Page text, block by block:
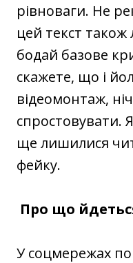
рівноваги. Не
цей текст
бодай базове
скажете, що і
відеомонтаж,
спростовувати.
ще лишилися
фейку.
Про що
У соцмережах